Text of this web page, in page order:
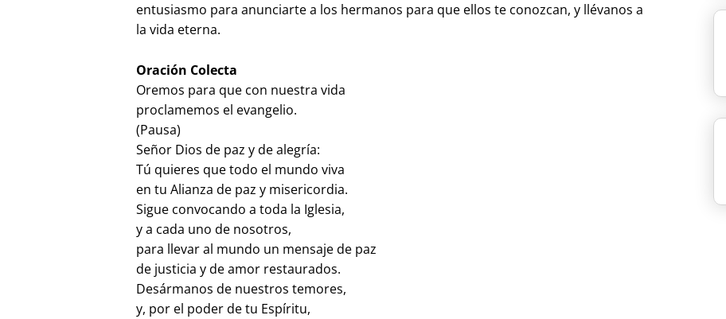
entusiasmo para anunciarte a los hermanos para que ellos te conozcan, y llévanos a
la vida eterna.
Oración Colecta
Oremos para que con nuestra vida
proclamemos el evangelio.
(Pausa)
Señor Dios de paz y de alegría:
Tú quieres que todo el mundo viva
en tu Alianza de paz y misericordia.
Sigue convocando a toda la Iglesia,
y a cada uno de nosotros,
para llevar al mundo un mensaje de paz
de justicia y de amor restaurados.
Desármanos de nuestros temores,
y, por el poder de tu Espíritu,